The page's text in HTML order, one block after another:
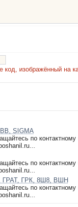
код, изображённый на
SIGMA
по
по
ГРАТ, ГРК, 8Ш8, ВШН
по